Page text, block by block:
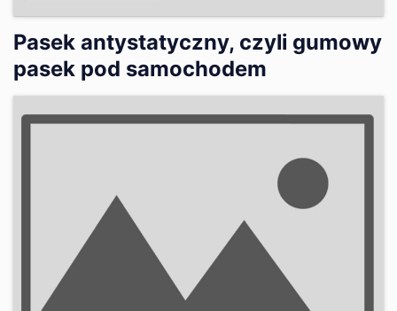
Pasek antystatyczny, czyli gumowy
pasek pod samochodem